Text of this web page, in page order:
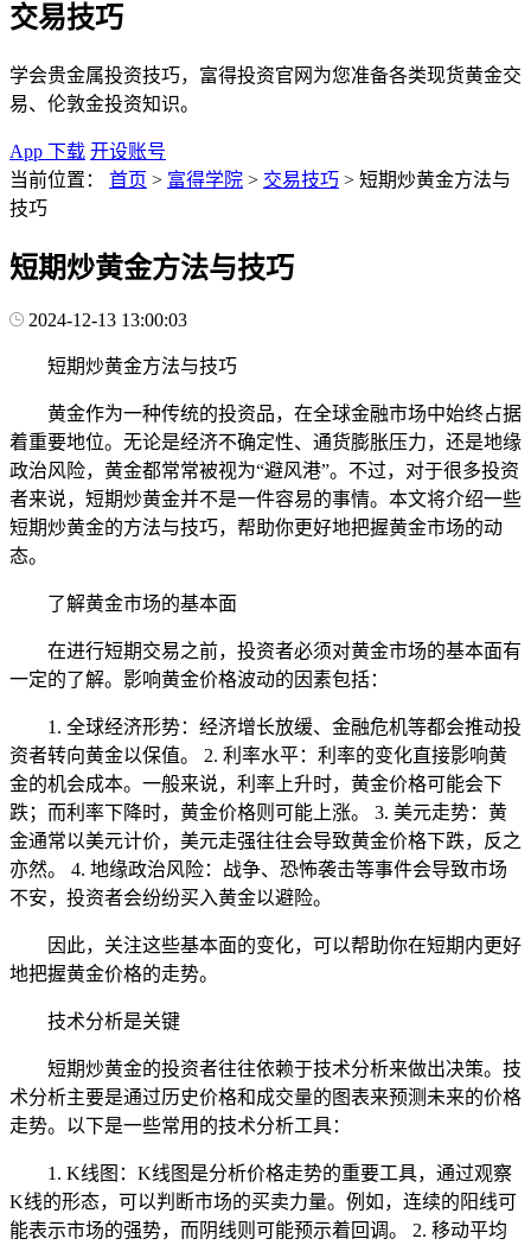
交易技巧
学会贵金属投资技巧，富得投资官网为您准备各类现货黄金交
易、伦敦金投资知识。
App 下载 开设账号
当前位置：
首页 > 富得学院 > 交易技巧 > 短期炒黄金方法与
技巧
短期炒黄金方法与技巧
2024-12-13 13:00:03
短期炒黄金方法与技巧
黄金作为一种传统的投资品，在全球金融市场中始终占据
着重要地位。无论是经济不确定性、通货膨胀压力，还是地缘
政治风险，黄金都常常被视为“避风港”。不过，对于很多投资
者来说，短期炒黄金并不是一件容易的事情。本文将介绍一些
短期炒黄金的方法与技巧，帮助你更好地把握黄金市场的动
态。
了解黄金市场的基本面
在进行短期交易之前，投资者必须对黄金市场的基本面有
一定的了解。影响黄金价格波动的因素包括：
1. 全球经济形势：经济增长放缓、金融危机等都会推动投
资者转向黄金以保值。 2. 利率水平：利率的变化直接影响黄
金的机会成本。一般来说，利率上升时，黄金价格可能会下
跌；而利率下降时，黄金价格则可能上涨。 3. 美元走势：黄
金通常以美元计价，美元走强往往会导致黄金价格下跌，反之
亦然。 4. 地缘政治风险：战争、恐怖袭击等事件会导致市场
不安，投资者会纷纷买入黄金以避险。
因此，关注这些基本面的变化，可以帮助你在短期内更好
地把握黄金价格的走势。
技术分析是关键
短期炒黄金的投资者往往依赖于技术分析来做出决策。技
术分析主要是通过历史价格和成交量的图表来预测未来的价格
走势。以下是一些常用的技术分析工具：
1. K线图：K线图是分析价格走势的重要工具，通过观察
K线的形态，可以判断市场的买卖力量。例如，连续的阳线可
能表示市场的强势，而阴线则可能预示着回调。 2. 移动平均